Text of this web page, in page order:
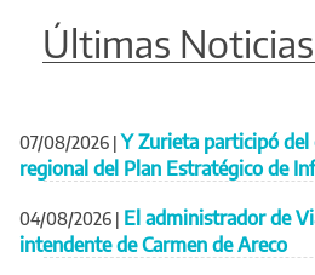
Últimas Noticias
07/08/2026 | Y Zurieta participó
regional del Plan Estratégico de
04/08/2026 | El administrador de
intendente de Carmen de Areco